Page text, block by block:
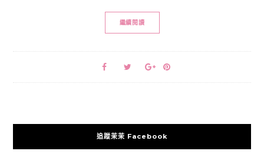
繼續閱讀
追蹤茉茉 Facebook